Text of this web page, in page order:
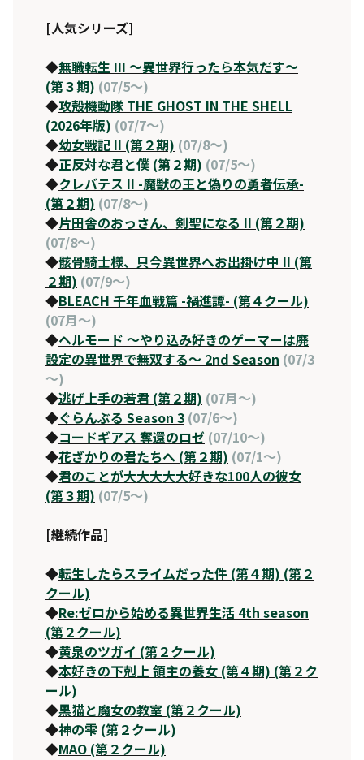
[人気シリーズ]
◆無職転生 III 〜異世界行ったら本気だす〜
(第３期) (07/5～)
◆攻殻機動隊 THE GHOST IN THE SHELL
(2026年版) (07/7～)
◆幼女戦記 II (第２期) (07/8～)
◆正反対な君と僕 (第２期) (07/5～)
◆クレバテス II -魔獣の王と偽りの勇者伝承-
(第２期) (07/8～)
◆片田舎のおっさん、剣聖になる II (第２期)
(07/8～)
◆骸骨騎士様、只今異世界へお出掛け中 II (第
２期) (07/9～)
◆BLEACH 千年血戦篇 -禍進譚- (第４クール)
(07月～)
◆ヘルモード 〜やり込み好きのゲーマーは廃
設定の異世界で無双する〜 2nd Season (07/3
～)
◆逃げ上手の若君 (第２期) (07月～)
◆ぐらんぶる Season 3 (07/6～)
◆コードギアス 奪還のロゼ (07/10～)
◆花ざかりの君たちへ (第２期) (07/1～)
◆君のことが大大大大大好きな100人の彼女
(第３期) (07/5～)
[継続作品]
◆転生したらスライムだった件 (第４期) (第２
クール)
◆Re:ゼロから始める異世界生活 4th season
(第２クール)
◆黄泉のツガイ (第２クール)
◆本好きの下剋上 領主の養女 (第４期) (第２ク
ール)
◆黒猫と魔女の教室 (第２クール)
◆神の雫 (第２クール)
◆MAO (第２クール)